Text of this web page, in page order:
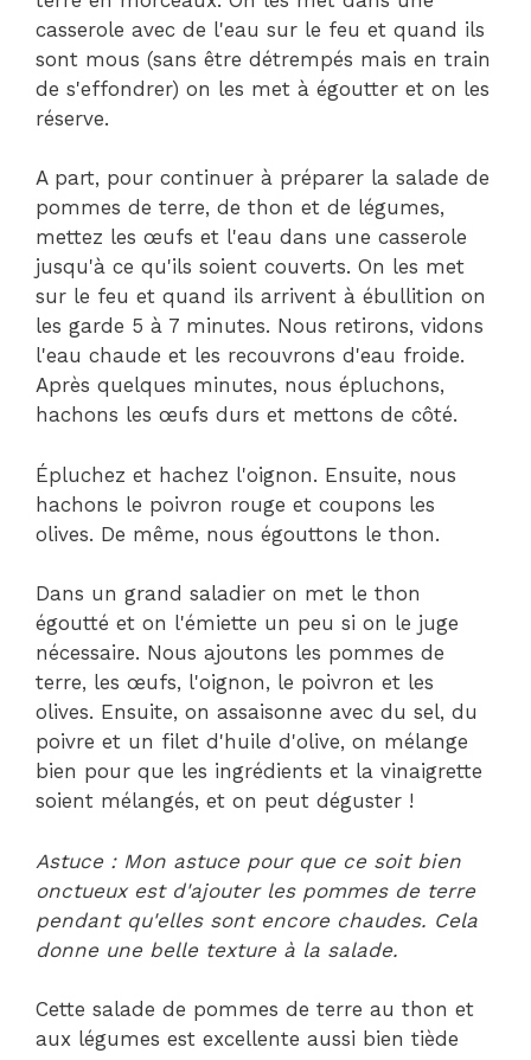
casserole avec de l'eau sur le feu et quand ils
sont mous (sans être détrempés mais en train
de s'effondrer) on les met à égoutter et on les
réserve.
A part, pour continuer à préparer la salade de
pommes de terre, de thon et de légumes,
mettez les œufs et l'eau dans une casserole
jusqu'à ce qu'ils soient couverts. On les met
sur le feu et quand ils arrivent à ébullition on
les garde 5 à 7 minutes. Nous retirons, vidons
l'eau chaude et les recouvrons d'eau froide.
Après quelques minutes, nous épluchons,
hachons les œufs durs et mettons de côté.
Épluchez et hachez l'oignon. Ensuite, nous
hachons le poivron rouge et coupons les
olives. De même, nous égouttons le thon.
Dans un grand saladier on met le thon
égoutté et on l'émiette un peu si on le juge
nécessaire. Nous ajoutons les pommes de
terre, les œufs, l'oignon, le poivron et les
olives. Ensuite, on assaisonne avec du sel, du
poivre et un filet d'huile d'olive, on mélange
bien pour que les ingrédients et la vinaigrette
soient mélangés, et on peut déguster !
Astuce : Mon astuce pour que ce soit bien
onctueux est d'ajouter les pommes de terre
pendant qu'elles sont encore chaudes. Cela
donne une belle texture à la salade.
Cette salade de pommes de terre au thon et
aux légumes est excellente aussi bien tiède